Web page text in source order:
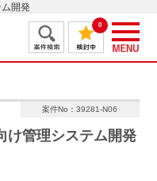
開発
0
案件No：39281-N06
け管理システム開発